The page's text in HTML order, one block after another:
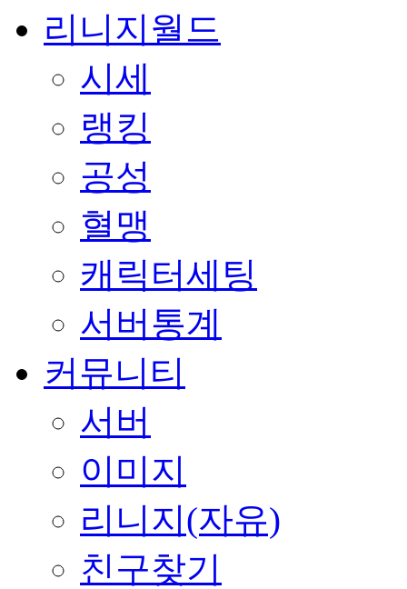
리니지월드
시세
랭킹
공성
혈맹
캐릭터세팅
서버통계
커뮤니티
서버
이미지
리니지(자유)
친구찾기